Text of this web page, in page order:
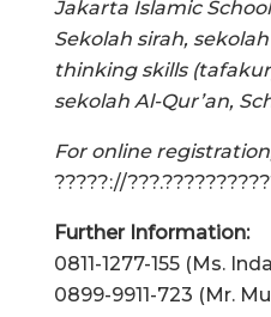
Jakarta Islamic School
Sekolah sirah,
thinking skills
sekolah Al-Qur’an,
For online
?????://
Further Information:
0811-1277-155 (Ms.
0899-9911-723 (Mr.